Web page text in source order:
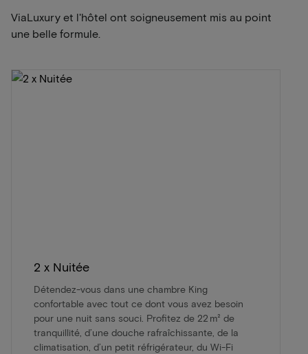
ViaLuxury et l'hôtel ont soigneusement mis au point
une belle formule.
2 x Nuitée
Détendez-vous dans une chambre King
confortable avec tout ce dont vous avez besoin
pour une nuit sans souci. Profitez de 22 m² de
tranquillité, d’une douche rafraîchissante, de la
climatisation, d’un petit réfrigérateur, du Wi-Fi